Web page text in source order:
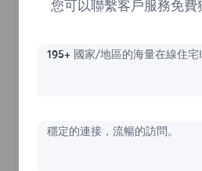
立即購
自動代理輪換
您可以聯繫客戶服務免費
195+國家/地區的海量在線住宅
穩定的連接，流暢的訪問。